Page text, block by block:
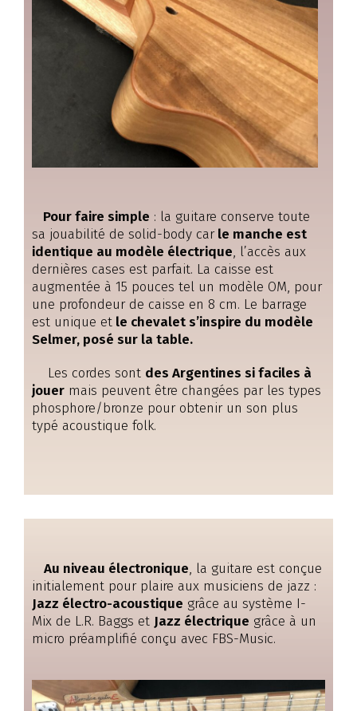
Pour faire simple : la guitare conserve toute
sa jouabilité de solid-body carle manche est
identique au modèle électrique, l’accès aux
dernières cases est parfait. La caisse est
augmentée à 15 pouces tel un modèle OM, pour
une profondeur de caisse en 8 cm. Le barrage
est unique et le chevalet s’inspire du modèle
Selmer, posé sur la table.
Les cordes sont des Argentines si faciles à
jouer mais peuvent être changées par les types
phosphore/bronze pour obtenir un son plus
typé acoustique folk.
Au niveau électronique, la guitare est conçue
initialement pour plaire aux musiciens de jazz :
Jazz électro-acoustique grâce au système I-
Mix de L.R. Baggs et Jazz électrique grâce à un
micro préamplifié conçu avec FBS-Music.